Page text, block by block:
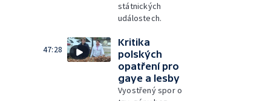
státnických
událostech.
47:28
Kritika
polských
opatření pro
gaye a lesby
Vyostřený spor o